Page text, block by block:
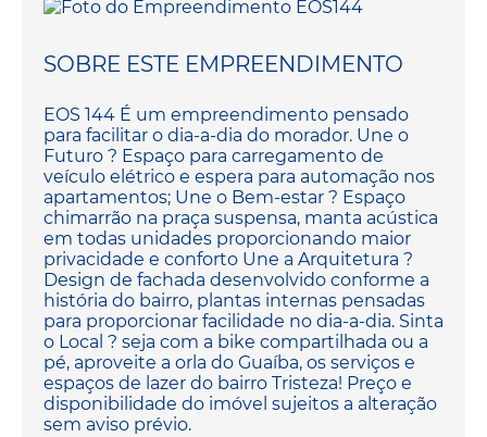
SOBRE ESTE EMPREENDIMENTO
EOS 144 É um empreendimento pensado
para facilitar o dia-a-dia do morador. Une o
Futuro ? Espaço para carregamento de
veículo elétrico e espera para automação nos
apartamentos; Une o Bem-estar ? Espaço
chimarrão na praça suspensa, manta acústica
em todas unidades proporcionando maior
privacidade e conforto Une a Arquitetura ?
Design de fachada desenvolvido conforme a
história do bairro, plantas internas pensadas
para proporcionar facilidade no dia-a-dia. Sinta
o Local ? seja com a bike compartilhada ou a
pé, aproveite a orla do Guaíba, os serviços e
espaços de lazer do bairro Tristeza! Preço e
disponibilidade do imóvel sujeitos a alteração
sem aviso prévio.